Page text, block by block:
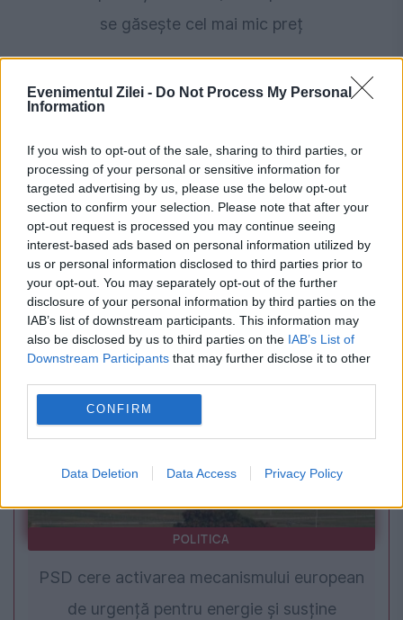
Evenimentul Zilei - Do Not Process My Personal
Information
If you wish to opt-out of the sale, sharing to third parties, or
processing of your personal or sensitive information for
targeted advertising by us, please use the below opt-out
section to confirm your selection. Please note that after your
opt-out request is processed you may continue seeing
interest-based ads based on personal information utilized by
us or personal information disclosed to third parties prior to
your opt-out. You may separately opt-out of the further
disclosure of your personal information by third parties on the
IAB’s list of downstream participants. This information may
also be disclosed by us to third parties on the IAB’s List of
Downstream Participants that may further disclose it to other
CONFIRM
Data Deletion Data Access Privacy Policy
se găsește cel mai mic preț
SOCIAL
Țânțarii nu înțeapă oamenii la întâmplare. Ce îi
face să aleagă anumite persoane
POLITICA
PSD cere activarea mecanismului european
de urgență pentru energie și susține